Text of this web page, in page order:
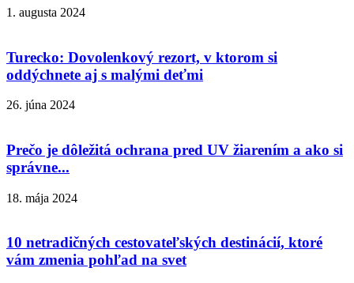
1. augusta 2024
Turecko: Dovolenkový rezort, v ktorom si
oddýchnete aj s malými deťmi
26. júna 2024
Prečo je dôležitá ochrana pred UV žiarením a ako si
správne...
18. mája 2024
10 netradičných cestovateľských destinácií, ktoré
vám zmenia pohľad na svet